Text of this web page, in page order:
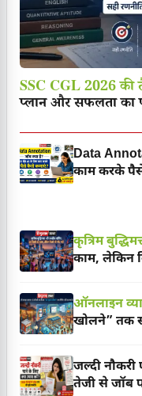
SSC CGL 2026 की
प्लान और सफलता का
Data
काम करके
कृत्रिम
काम, लेकिन
ऑनलाइन
खोलने” तक
जल्दी
तेजी से जॉब